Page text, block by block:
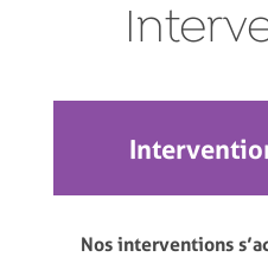
Nos interventions